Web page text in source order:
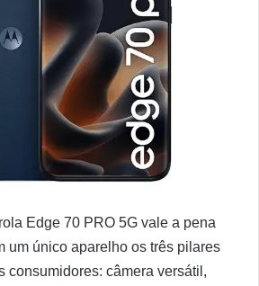
Edge 70 PRO 5G vale a pena
um único aparelho os três pilares
consumidores: câmera versátil,